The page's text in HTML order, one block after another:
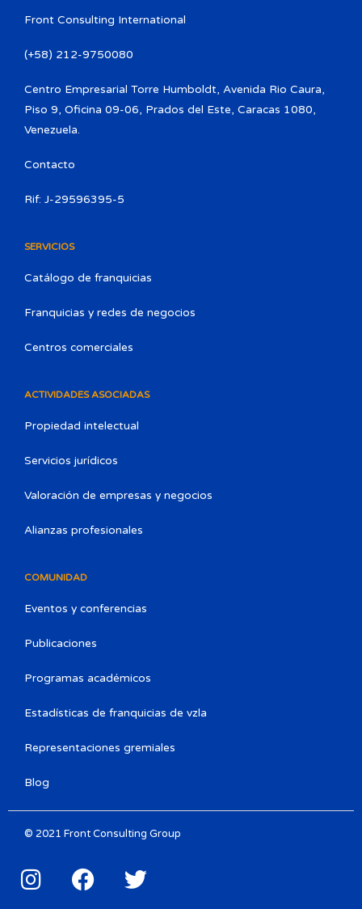
Front Consulting International
(+58) 212-9750080​
Centro Empresarial Torre Humboldt, Avenida Rio Caura,
Piso 9, Oficina 09-06, Prados del Este, Caracas 1080,
Venezuela.
Contacto
Rif: J-29596395-5
SERVICIOS
Catálogo de franquicias
Franquicias y redes de negocios
Centros comerciales
ACTIVIDADES ASOCIADAS
Propiedad intelectual
Servicios jurídicos
Valoración de empresas y negocios
Alianzas profesionales
COMUNIDAD
Eventos y conferencias
Publicaciones
Programas académicos
Estadísticas de franquicias de vzla
Representaciones gremiales
Blog
© 2021 Front Consulting Group